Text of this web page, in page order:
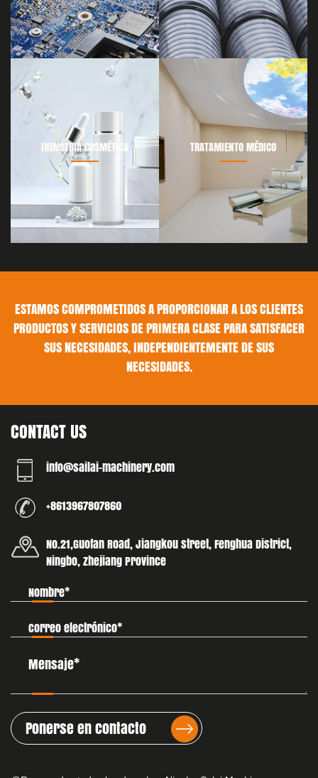
INDUSTRIA COSMÉTICA TRATAMIENTO MÉDICO
ESTAMOS COMPROMETIDOS A PROPORCIONAR A LOS CLIENTES
PRODUCTOS Y SERVICIOS DE PRIMERA CLASE PARA SATISFACER
SUS NECESIDADES, INDEPENDIENTEMENTE DE SUS
NECESIDADES.
CONTACT US
info@sailai-machinery.com
+8613967807860
No.21,Guofan Road, Jiangkou street, Fenghua District,
Ningbo, Zhejiang Province
Ponerse en contacto